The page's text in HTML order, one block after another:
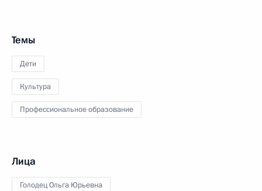
Темы
Дети
Культура
Профессиональное образование
Лица
Голодец Ольга Юрьевна